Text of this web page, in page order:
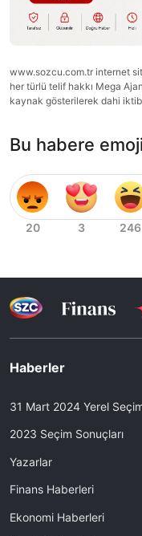
www.sozcu.com.tr internet
her türlü telif hakkı Mega
kaynak gösterilerek dahi
Bu habere
Haberler
31 Mart 2024 Yerel
2023 Seçim Sonuçları
Yazarlar
Finans Haberleri
Ekonomi Haberleri